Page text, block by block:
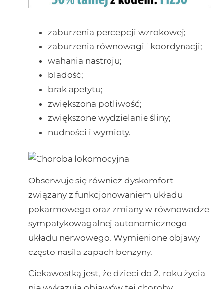
zaburzenia percepcji wzrokowej;
zaburzenia równowagi i koordynacji;
wahania nastroju;
bladość;
brak apetytu;
zwiększona potliwość;
zwiększone wydzielanie śliny;
nudności i wymioty.
Obserwuje się również dyskomfort
związany z funkcjonowaniem układu
pokarmowego oraz zmiany w równowadze
sympatykowagalnej autonomicznego
układu nerwowego. Wymienione objawy
często nasila zapach benzyny.
Ciekawostką jest, że dzieci do 2. roku życia